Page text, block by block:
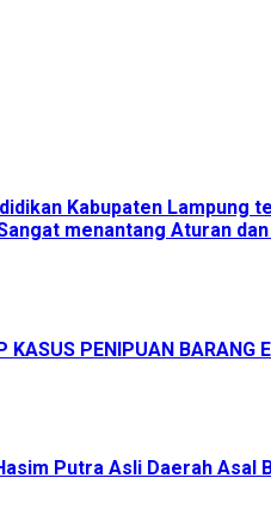
Kabupaten Lampung
menantang Aturan
KASUS PENIPUAN
Putra Asli Daerah Asal